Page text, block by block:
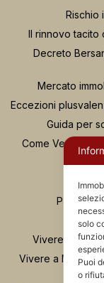
Rischio
Il rinnovo tacito
Decreto
Mercato
Eccezioni
Guida per
Come Vendere
Se
Passaggi
Vivere in zona
Vivere a
solo
Puoi
o